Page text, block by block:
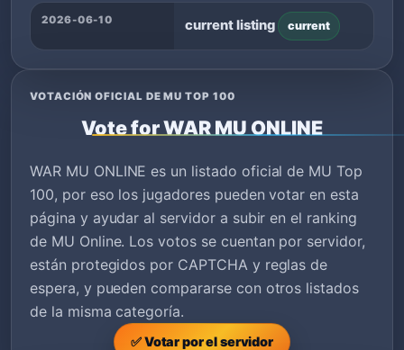
2026-06-10 current listing current
VOTACIÓN OFICIAL DE MU TOP 100
Vote for WAR MU ONLINE
WAR MU ONLINE es un listado oficial de MU Top
100, por eso los jugadores pueden votar en esta
página y ayudar al servidor a subir en el ranking
de MU Online. Los votos se cuentan por servidor,
están protegidos por CAPTCHA y reglas de
espera, y pueden compararse con otros listados
de la misma categoría.
✅ Votar por el servidor